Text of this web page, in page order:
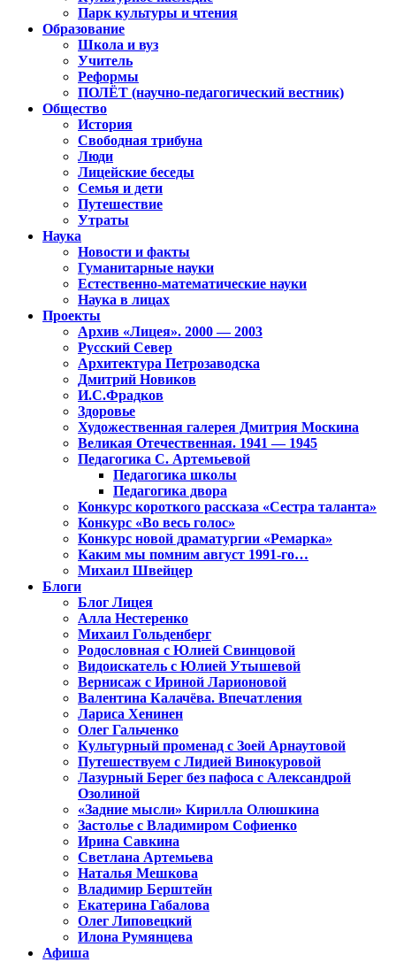
Парк культуры и чтения
Образование
Школа и вуз
Учитель
Реформы
ПОЛЁТ (научно-педагогический вестник)
Общество
История
Свободная трибуна
Люди
Лицейские беседы
Семья и дети
Путешествие
Утраты
Наука
Новости и факты
Гуманитарные науки
Естественно-математические науки
Наука в лицах
Проекты
Архив «Лицея». 2000 — 2003
Русский Север
Архитектура Петрозаводска
Дмитрий Новиков
И.С.Фрадков
Здоровье
Художественная галерея Дмитрия Москина
Великая Отечественная. 1941 — 1945
Педагогика С. Артемьевой
Педагогика школы
Педагогика двора
Конкурс короткого рассказа «Сестра таланта»
Конкурс «Во весь голос»
Конкурс новой драматургии «Ремарка»
Каким мы помним август 1991-го…
Михаил Швейцер
Блоги
Блог Лицея
Алла Нестеренко
Михаил Гольденберг
Родословная с Юлией Свинцовой
Видоискатель с Юлией Утышевой
Вернисаж с Ириной Ларионовой
Валентина Калачёва. Впечатления
Лариса Хенинен
Олег Гальченко
Культурный променад с Зоей Арнаутовой
Путешествуем с Лидией Винокуровой
Лазурный Берег без пафоса с Александрой
Озолиной
«Задние мысли» Кирилла Олюшкина
Застолье с Владимиром Софиенко
Ирина Савкина
Светлана Артемьева
Наталья Мешкова
Владимир Берштейн
Екатерина Габалова
Олег Липовецкий
Илона Румянцева
Афиша